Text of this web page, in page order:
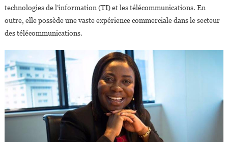
technologies de l’information (TI) et les télécommunications. En
outre, elle possède une vaste expérience commerciale dans le secteur
des télécommunications.